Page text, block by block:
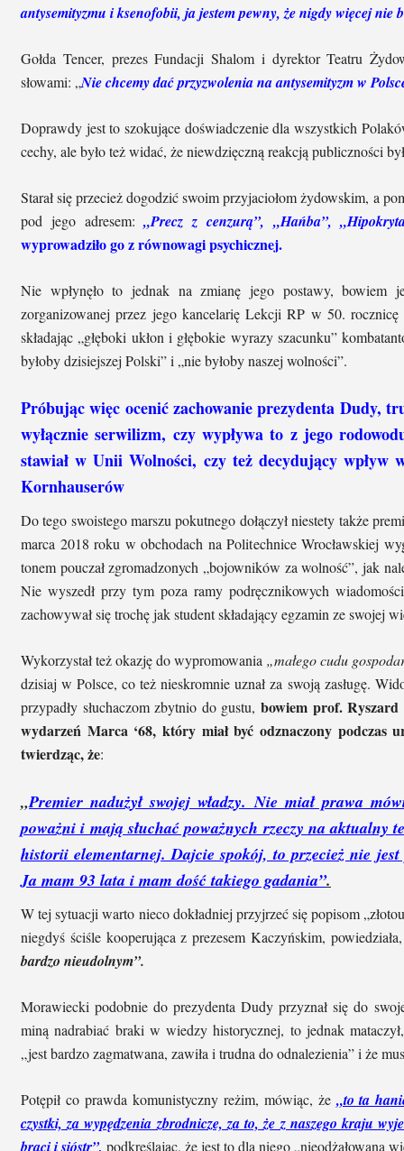
antysemityzmu i ksenofobii, ja jestem pewny, że nigdy więcej nie
Gołda Tencer, prezes Fundacji Shalom i dyrektor Teatru
słowami: „Nie chcemy dać przyzwolenia na antysemityzm w
Doprawdy jest to szokujące doświadczenie dla wszystkich
cechy, ale było też widać, że niewdzięczną reakcją publiczności
Starał się przecież dogodzić swoim przyjaciołom żydowskim, a
pod jego adresem:„Precz z cenzurą”, „Hańba”,
wyprowadziło go z równowagi psychicznej.
Nie wpłynęło to jednak na zmianę jego postawy, bowiem
zorganizowanej przez jego kancelarię Lekcji RP w 50. rocznicę
składając „głęboki ukłon i głębokie wyrazy szacunku”
byłoby dzisiejszej Polski” i „nie byłoby naszej wolności”.
Próbując więc ocenić zachowanie prezydenta Dudy,
wyłącznie serwilizm, czy wypływa to z jego
stawiał w Unii Wolności, czy też decydujący
Kornhauserów
Do tego swoistego marszu pokutnego dołączył niestety także
marca 2018 roku w obchodach na Politechnice Wrocławskiej
tonem pouczał zgromadzonych „bojowników za wolność”, jak
Nie wyszedł przy tym poza ramy podręcznikowych
zachowywał się trochę jak student składający egzamin ze swojej
Wykorzystał też okazję do wypromowania „małego cudu
dzisiaj w Polsce, co też nieskromnie uznał za swoją zasługę.
przypadły słuchaczom zbytnio do gustu,bowiem prof. Ryszard
wydarzeń Marca ‘68, który miał być odznaczony podczas
twierdząc, że:
„Premier nadużył swojej władzy. Nie miał prawa
poważni i mają słuchać poważnych rzeczy na aktualny
historii elementarnej. Dajcie spokój, to przecież nie
Ja mam 93 lata i mam dość takiego gadania”.
W tej sytuacji warto nieco dokładniej przyjrzeć się popisom
niegdyś ściśle kooperująca z prezesem Kaczyńskim,
bardzo nieudolnym”.
Morawiecki podobnie do prezydenta Dudy przyznał się do
miną nadrabiać braki w wiedzy historycznej, to jednak
„jest bardzo zagmatwana, zawiła i trudna do odnalezienia” i że
Potępił co prawda komunistyczny reżim, mówiąc, że „to ta
czystki, za wypędzenia zbrodnicze, za to, że z naszego kraju
braci i sióstr”, podkreślając, że jest to dla niego „nieodżałowana